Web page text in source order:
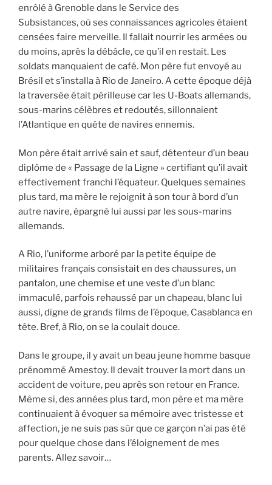
enrôlé à Grenoble dans le Service des
Subsistances, où ses connaissances agricoles étaient
censées faire merveille. Il fallait nourrir les armées ou
du moins, après la débâcle, ce qu’il en restait. Les
soldats manquaient de café. Mon père fut envoyé au
Brésil et s’installa à Rio de Janeiro. A cette époque déjà
la traversée était périlleuse car les U-Boats allemands,
sous-marins célèbres et redoutés, sillonnaient
l’Atlantique en quête de navires ennemis.
Mon père était arrivé sain et sauf, détenteur d’un beau
diplôme de « Passage de la Ligne » certifiant qu’il avait
effectivement franchi l’équateur. Quelques semaines
plus tard, ma mère le rejoignit à son tour à bord d’un
autre navire, épargné lui aussi par les sous-marins
allemands.
A Rio, l’uniforme arboré par la petite équipe de
militaires français consistait en des chaussures, un
pantalon, une chemise et une veste d’un blanc
immaculé, parfois rehaussé par un chapeau, blanc lui
aussi, digne de grands films de l’époque, Casablanca en
tête. Bref, à Rio, on se la coulait douce.
Dans le groupe, il y avait un beau jeune homme basque
prénommé Amestoy. Il devait trouver la mort dans un
accident de voiture, peu après son retour en France.
Même si, des années plus tard, mon père et ma mère
continuaient à évoquer sa mémoire avec tristesse et
affection, je ne suis pas sûr que ce garçon n’ai pas été
pour quelque chose dans l’éloignement de mes
parents. Allez savoir…